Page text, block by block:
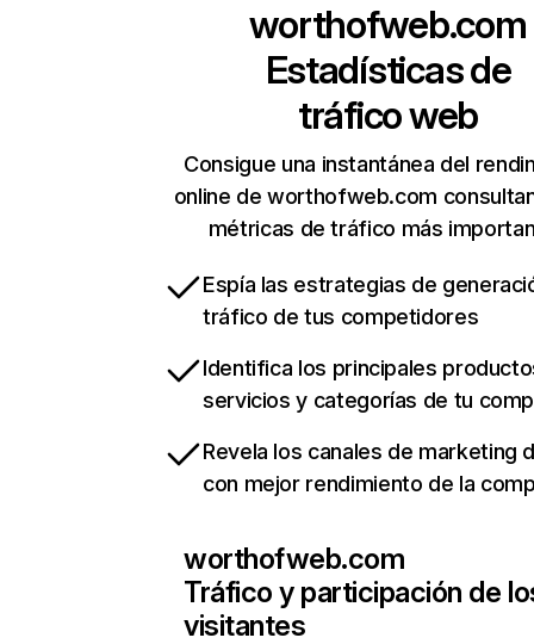
worthofweb.com
Estadísticas de
tráfico web
Consigue una instantánea del
online de worthofweb.com
métricas de tráfico más
Espía las estrategias de
tráfico de tus competidores
Identifica los principales
servicios y categorías de tu
Revela los canales de marketing
con mejor rendimiento de la
worthofweb.com
Tráfico y participación de
visitantes